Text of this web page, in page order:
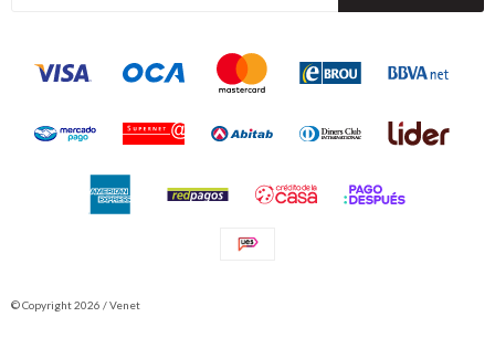
© Copyright 2026 / Venet